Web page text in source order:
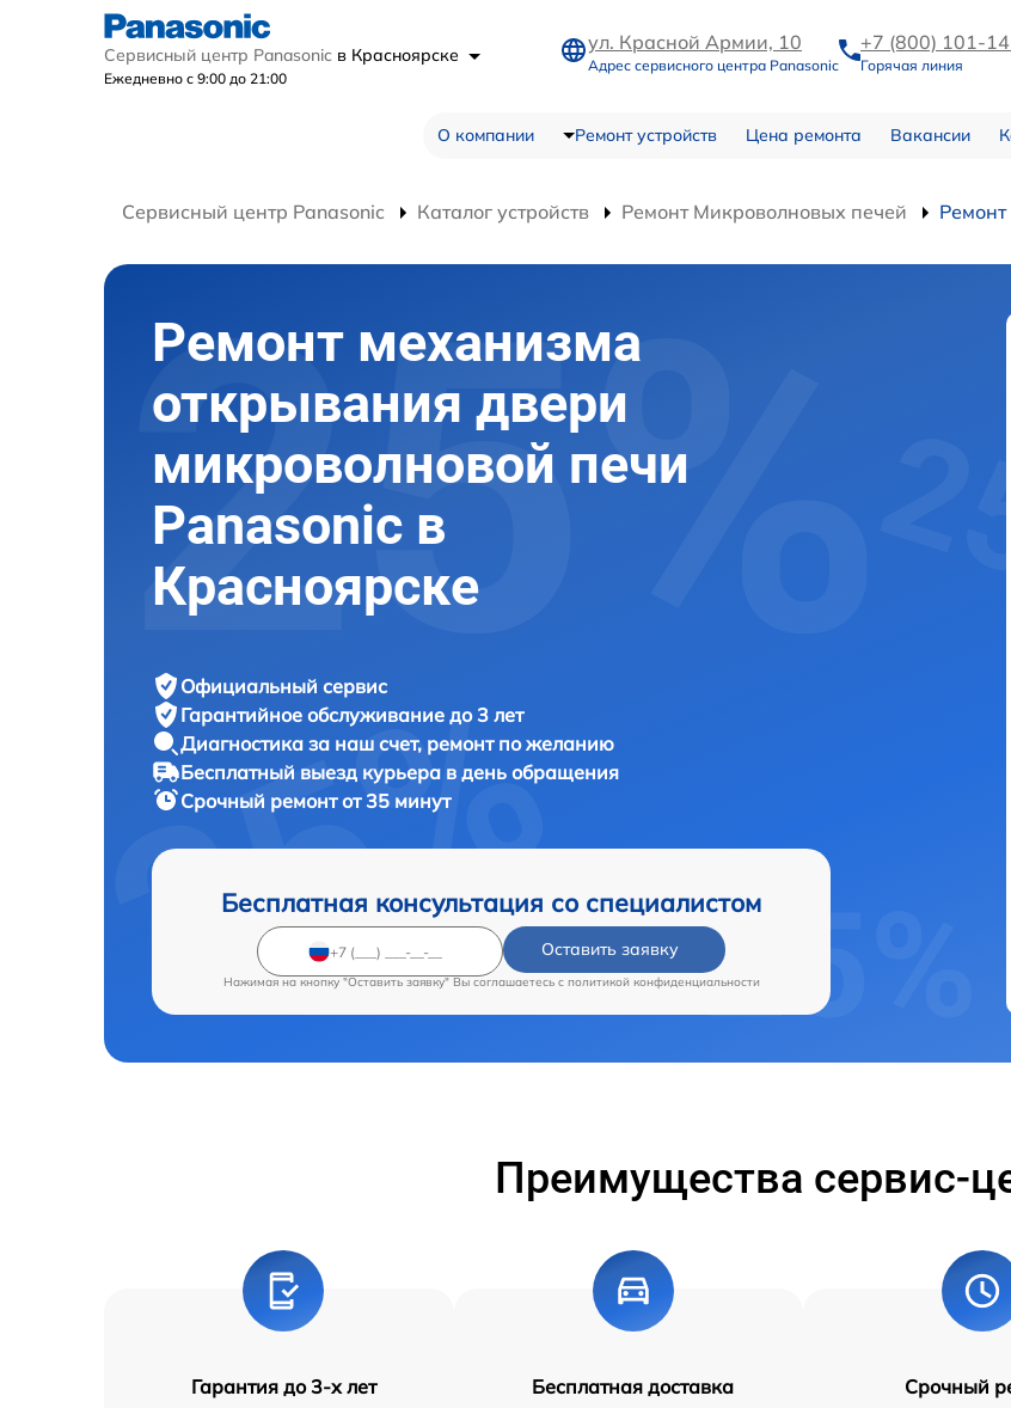
Сервисный центр Panasonic в Красноярске
Ежедневно с 9:00 до 21:00
ул. Красной Армии, 10
Адрес сервисного центра Panasonic
+7 (800) 101-
Горячая линия
О компании Ремонт устройств Цена ремонта Вакансии
Сервисный центр Panasonic Каталог устройств Ремонт Микроволновых печей
Ремонт механизма
открывания двери
микроволновой печи
Panasonic в
Красноярске
Официальный сервис
Гарантийное обслуживание до 3 лет
Диагностика за наш счет, ремонт по желанию
Бесплатный выезд курьера в день обращения
Срочный ремонтот 35 минут
Бесплатная консультация со специалистом
Оставить заявку
Нажимая на кнопку "Оставить заявку" Вы соглашаетесь c политикой конфиденциальности
Преимущества сервис-
Гарантия до 3-х лет Бесплатная доставка Срочный